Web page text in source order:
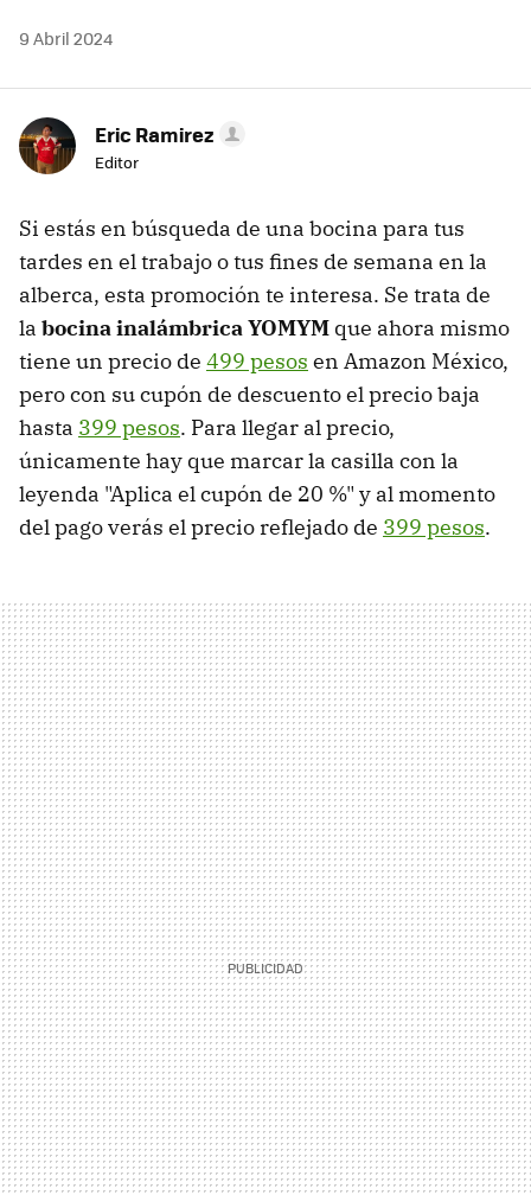
9 Abril 2024
Eric Ramirez
Editor
Si estás en búsqueda de una bocina para tus
tardes en el trabajo o tus fines de semana en la
alberca, esta promoción te interesa. Se trata de
la bocina inalámbrica YOMYM que ahora mismo
tiene un precio de 499 pesos en Amazon México,
pero con su cupón de descuento el precio baja
hasta 399 pesos. Para llegar al precio,
únicamente hay que marcar la casilla con la
leyenda "Aplica el cupón de 20 %" y al momento
del pago verás el precio reflejado de 399 pesos.